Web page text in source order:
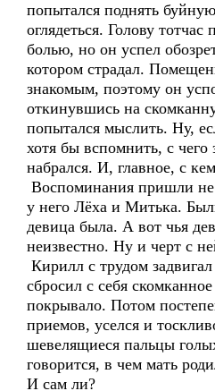
попытался поднять
оглядеться. Голову
болью, но он успел
котором страдал.
знакомым, поэтому он
откинувшись на
попытался мыслить. Ну,
хотя бы вспомнить, с чего
набрался. И, главное, с
Воспоминания пришли не
у него Лёха и Митька.
девица была. А вот чья
неизвестно. Ну и черт с
Кирилл с трудом
сбросил с себя
покрывало. Потом
приемов, уселся и
шевелящиеся пальцы
говорится, в чем мать
И сам ли?